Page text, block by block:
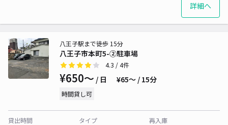
詳細へ
八王子市本町5-②駐車場
八王子駅まで徒歩 15分
4.3 / 4件
¥650〜 / 日 ¥65〜 / 15分
時間貸し可
貸出時間
タイプ
再入庫